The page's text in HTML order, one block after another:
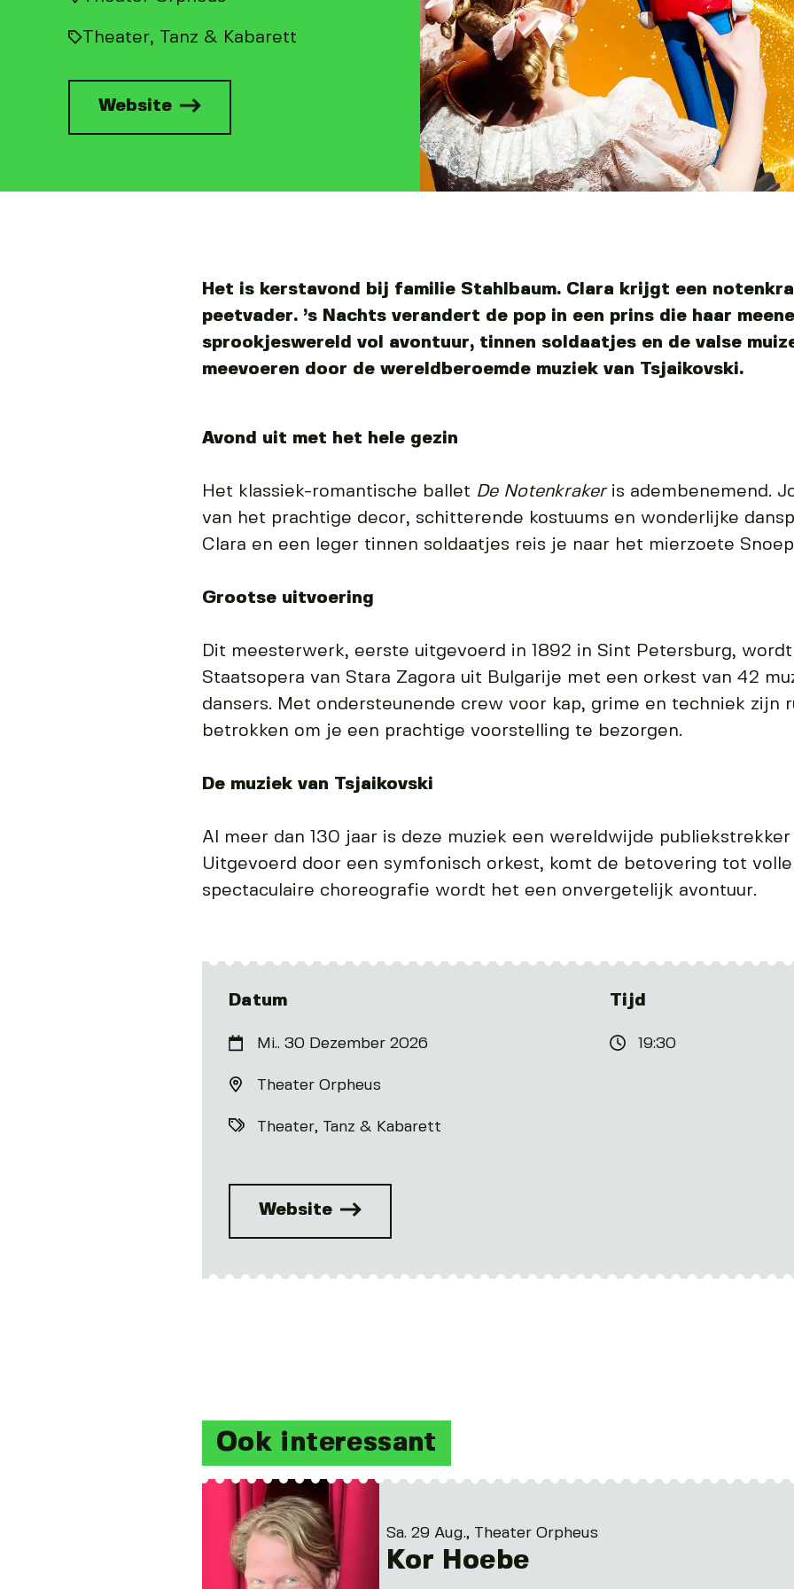
Theater, Tanz & Kabarett
Website
Het is kerstavond bij familie Stahlbaum. Clara krijgt een
peetvader. ’s Nachts verandert de pop in een prins die haar
sprookjeswereld vol avontuur, tinnen soldaatjes en de valse
meevoeren door de wereldberoemde muziek van Tsjaikovski.
Avond uit met het hele gezin
Het klassiek-romantische ballet De Notenkrakeris adembenemend.
van het prachtige decor, schitterende kostuums en wonderlijke
Clara en een leger tinnen soldaatjes reis je naar het mierzoete
Grootse uitvoering
Dit meesterwerk, eerste uitgevoerd in 1892 in Sint Petersburg,
Staatsopera van Stara Zagora uit Bulgarije met een orkest van 42
dansers. Met ondersteunende crew voor kap, grime en techniek zijn
betrokken om je een prachtige voorstelling te bezorgen.
De muziek van Tsjaikovski
Al meer dan 130 jaar is deze muziek een wereldwijde publiekstrekker
Uitgevoerd door een symfonisch orkest, komt de betovering tot
spectaculaire choreografie wordt het een onvergetelijk avontuur.
Datum
Mi.. 30 Dezember 2026
Theater Orpheus
Theater, Tanz & Kabarett
Website
Tijd
19:30
Ook interessant
Sa. 29 Aug., Theater Orpheus
Kor Hoebe